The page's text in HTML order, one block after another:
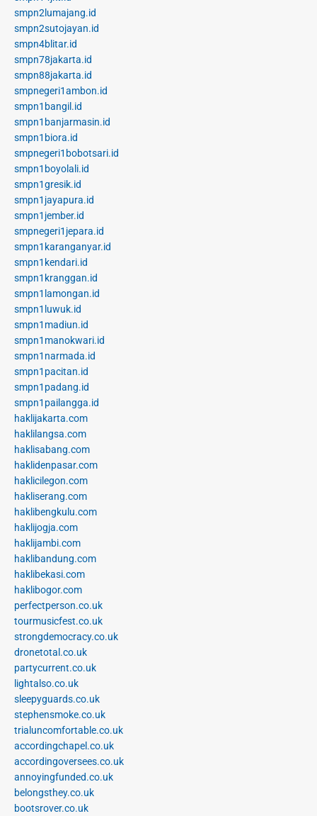
smpn2lumajang.id
smpn2sutojayan.id
smpn4blitar.id
smpn78jakarta.id
smpn88jakarta.id
smpnegeri1ambon.id
smpn1bangil.id
smpn1banjarmasin.id
smpn1biora.id
smpnegeri1bobotsari.id
smpn1boyolali.id
smpn1gresik.id
smpn1jayapura.id
smpn1jember.id
smpnegeri1jepara.id
smpn1karanganyar.id
smpn1kendari.id
smpn1kranggan.id
smpn1lamongan.id
smpn1luwuk.id
smpn1madiun.id
smpn1manokwari.id
smpn1narmada.id
smpn1pacitan.id
smpn1padang.id
smpn1pailangga.id
haklijakarta.com
haklilangsa.com
haklisabang.com
haklidenpasar.com
haklicilegon.com
hakliserang.com
haklibengkulu.com
haklijogja.com
haklijambi.com
haklibandung.com
haklibekasi.com
haklibogor.com
perfectperson.co.uk
tourmusicfest.co.uk
strongdemocracy.co.uk
dronetotal.co.uk
partycurrent.co.uk
lightalso.co.uk
sleepyguards.co.uk
stephensmoke.co.uk
trialuncomfortable.co.uk
accordingchapel.co.uk
accordingoversees.co.uk
annoyingfunded.co.uk
belongsthey.co.uk
bootsrover.co.uk